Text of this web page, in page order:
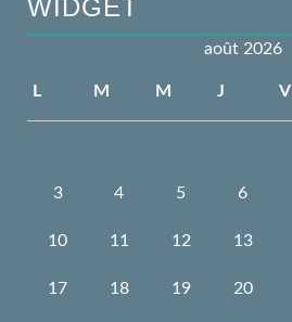
WIDGET
août 2026
L M M J V
3 4 5 6
10 11 12 13
17 18 19 20